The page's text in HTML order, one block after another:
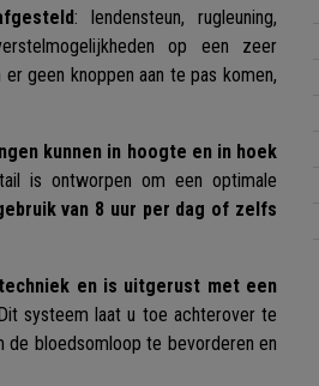
: lendensteun, rugleuning,
op een zeer
geen knoppen aan te pas komen,
kunnen in hoogte en in hoek
is ontworpen om een optimale
van 8 uur per dag of zelfs
en is uitgerust met een
systeem laat u toe achterover te
de bloedsomloop te bevorderen en